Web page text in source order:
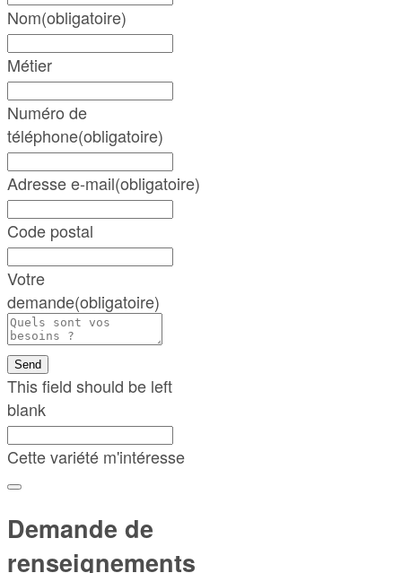
Nom(obligatoire)
Métier
Numéro de
téléphone(obligatoire)
Adresse e-mail(obligatoire)
Code postal
Votre
demande(obligatoire)
Send
This field should be left
blank
Cette variété m'intéresse
Demande de
renseignements